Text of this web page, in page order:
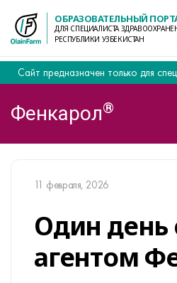
ОБРАЗОВАТЕЛЬНЫЙ
ДЛЯ СПЕЦИАЛИСТА
РЕСПУБЛИКИ УЗБЕКИСТАН
Сайт предназначен только для
Фенкарол®
11 февраля, 2026
Один день
агентом